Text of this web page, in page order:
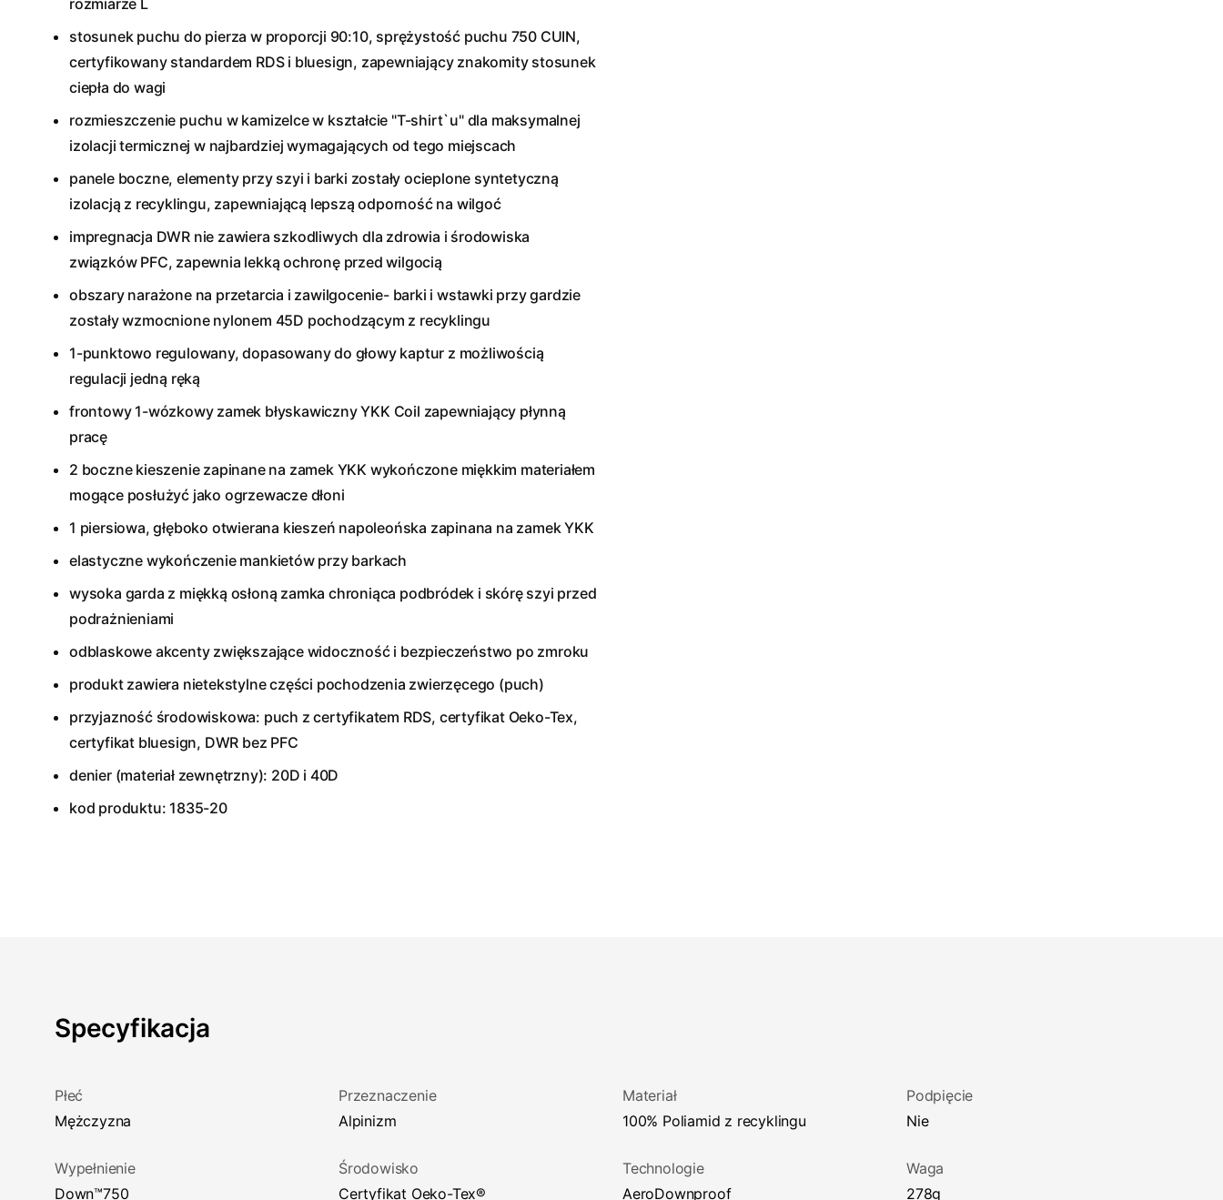
rozmiarze L
stosunek puchu do pierza w proporcji 90:10, sprężystość puchu 750 CUIN,
certyfikowany standardem RDS i bluesign, zapewniający znakomity stosunek
ciepła do wagi
rozmieszczenie puchu w kamizelce w kształcie "T-shirt`u" dla maksymalnej
izolacji termicznej w najbardziej wymagających od tego miejscach
panele boczne, elementy przy szyi i barki zostały ocieplone syntetyczną
izolacją z recyklingu, zapewniającą lepszą odporność na wilgoć
impregnacja DWR nie zawiera szkodliwych dla zdrowia i środowiska
związków PFC, zapewnia lekką ochronę przed wilgocią
obszary narażone na przetarcia i zawilgocenie- barki i wstawki przy gardzie
zostały wzmocnione nylonem 45D pochodzącym z recyklingu
1-punktowo regulowany, dopasowany do głowy kaptur z możliwością
regulacji jedną ręką
frontowy 1-wózkowy zamek błyskawiczny YKK Coil zapewniający płynną
pracę
2 boczne kieszenie zapinane na zamek YKK wykończone miękkim materiałem
mogące posłużyć jako ogrzewacze dłoni
1 piersiowa, głęboko otwierana kieszeń napoleońska zapinana na zamek YKK
elastyczne wykończenie mankietów przy barkach
wysoka garda z miękką osłoną zamka chroniąca podbródek i skórę szyi przed
podrażnieniami
odblaskowe akcenty zwiększające widoczność i bezpieczeństwo po zmroku
produkt zawiera nietekstylne części pochodzenia zwierzęcego (puch)
przyjazność środowiskowa: puch z certyfikatem RDS, certyfikat Oeko-Tex,
certyfikat bluesign, DWR bez PFC
denier (materiał zewnętrzny): 20D i 40D
kod produktu: 1835-20
Specyfikacja
Płeć
Mężczyzna
Przeznaczenie
Alpinizm
Materiał
100% Poliamid z recyklingu
Podpięcie
Nie
Wypełnienie
down™750
Środowisko
certyfikat Oeko-Tex®
Technologie
aeroDownproof
Waga
278g